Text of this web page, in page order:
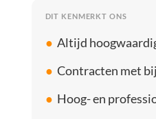
DIT KENMERKT ONS
● Altijd
● Contracten met
● Hoog- en